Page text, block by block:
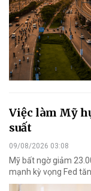
Việc làm Mỹ
suất
09/08/2026 03:08
Mỹ bất ngờ giảm
mạnh kỳ vọng Fed